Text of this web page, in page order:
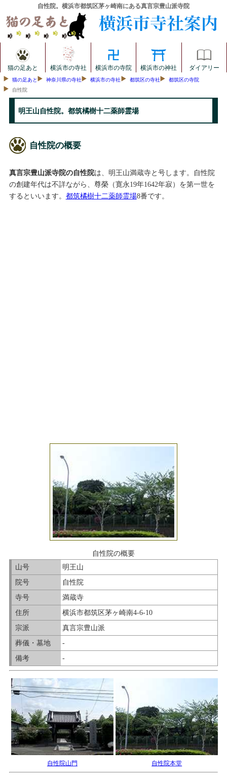
自性院。横浜市都筑区茅ヶ崎南にある真言宗豊山派寺院
猫の足あと 横浜市の寺社 横浜市の寺院 横浜市の神社 ダイアリー
猫の足あと 神奈川県の寺社 横浜市の寺社 都筑区の寺社
都筑区の寺院
自性院
明王山自性院。都筑橘樹十二薬師霊場
自性院の概要
真言宗豊山派寺院の自性院は、明王山満蔵寺と号します。自性院
の創建年代は不詳ながら、尊榮（寛永19年1642年寂）を第一世を
するといいます。 都筑橘樹十二薬師霊場8番です。
自性院の概要
山号
明王山
院号
自性院
寺号
満蔵寺
住所
横浜市都筑区茅ヶ崎南4-6-10
宗派
真言宗豊山派
葬儀・墓地
-
備考
-
自性院山門 自性院本堂